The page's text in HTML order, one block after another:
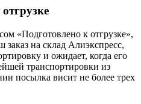
«Подготовлено к отгрузке»,
заказ на склад Алиэкспресс,
и ожидает, когда его
транспортировки из
посылка висит не более трех